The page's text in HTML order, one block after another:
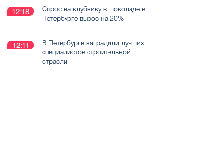
12:18
Спрос на клубнику в шоколаде в
Петербурге вырос на 20%
12:11
В Петербурге наградили лучших
специалистов строительной
отрасли